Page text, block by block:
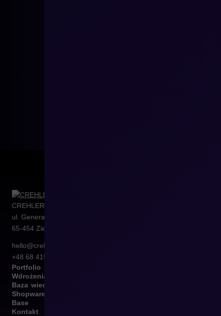
CREHLER Sp. z o.o.
ul. Generała Władysława Sikorskiego 4/120
65-454 Zielona Góra
hello@crehler.com
+48 68 419 94 50
Portfolio
Wdrożenia
Baza wiedzy
Shopware
Base
Kontakt